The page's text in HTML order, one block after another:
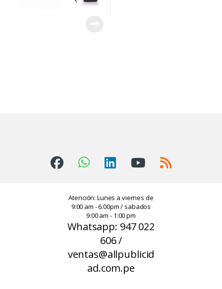
Atención: Lunes a viernes de
9:00 am - 6:00pm / sabados
9:00 am - 1:00 pm
Whatsapp: 947 022
606 /
ventas@allpublicid
ad.com.pe